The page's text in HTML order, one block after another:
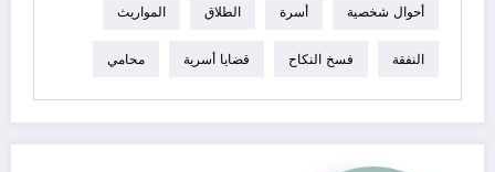
أحوال شخصية أسرة الطلاق المواريث
النفقة فسخ النكاح قضايا أسرية محامي